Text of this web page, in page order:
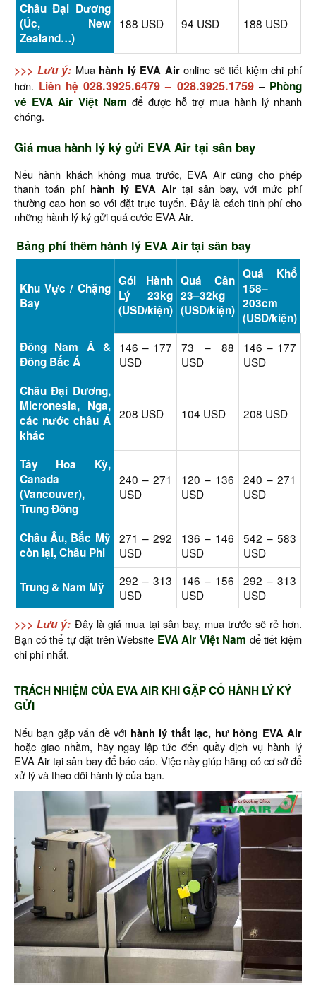
Châu Đại Dương
(Úc, New
Zealand…)
188 USD 94 USD 188 USD
>>> Lưu ý: Mua hành lý EVA Aironline sẽ tiết kiệm chi phí
hơn. Liên hệ 028.3925.6479–028.3925.1759 – Phòng
vé EVA Air Việt Nam để được hỗ trợ mua hành lý nhanh
chóng.
Giá mua hành lý ký gửi EVA Air tại sân bay
Nếu hành khách không mua trước, EVA Air cũng cho phép
thanh toán phí hành lý EVA Air tại sân bay, với mức phí
thường cao hơn so với đặt trực tuyến. Đây là cách tinh phí cho
những hành lý ký gửi quá cước EVA Air.
Bảng phí thêm hành lý EVA Air tại sân bay
Khu Vực / Chặng
Bay
Gói Hành
Lý 23kg
(USD/kiện)
Quá Cân
23–32kg
(USD/kiện)
Quá Khổ
158–
203cm
(USD/kiện)
Đông Nam Á &
Đông Bắc Á
146 – 177
USD
73 – 88
USD
146 – 177
USD
Châu Đại Dương,
Micronesia, Nga,
các nước châu Á
khác
208 USD 104 USD 208 USD
Tây Hoa Kỳ,
Canada
(Vancouver),
Trung Đông
240 – 271
USD
120 – 136
USD
240 – 271
USD
Châu Âu, Bắc Mỹ
còn lại, Châu Phi
271 – 292
USD
136 – 146
USD
542 – 583
USD
Trung & Nam Mỹ
292 – 313
USD
146 – 156
USD
292 – 313
USD
>>> Lưu ý: Đây là giá mua tại sân bay, mua trước sẽ rẻ hơn.
Bạn có thể tự đặt trên Website EVA Air Việt Nam để tiết kiệm
chi phí nhất.
TRÁCH NHIỆM CỦA EVA AIR KHI GẶP CỐ HÀNH LÝ KÝ
GỬI
Nếu bạn gặp vấn đề với hành lý thất lạc, hư hỏng EVA Air
hoặc giao nhầm, hãy ngay lập tức đến quầy dịch vụ hành lý
EVA Air tại sân bay để báo cáo. Việc này giúp hãng có cơ sở để
xử lý và theo dõi hành lý của bạn.